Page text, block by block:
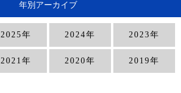
年別アーカイブ
2025年 2024年 2023年
2021年 2020年 2019年